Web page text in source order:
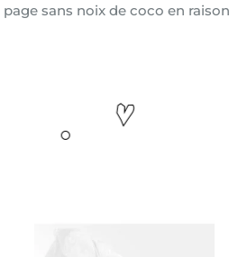
sans noix de coco en raison